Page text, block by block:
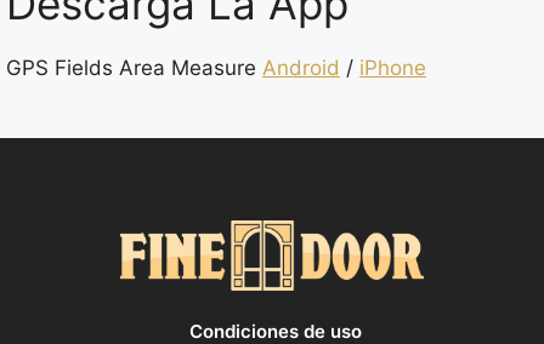
GPS Fields Area Measure Android / iPhone
Condiciones de uso